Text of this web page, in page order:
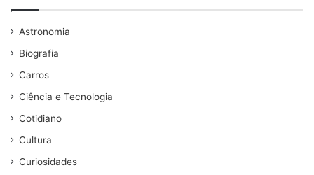
Astronomia
Biografia
Carros
Ciência e Tecnologia
Cotidiano
Cultura
Curiosidades